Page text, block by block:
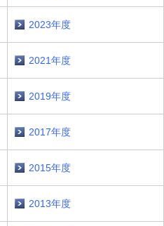
2023年度
2021年度
2019年度
2017年度
2015年度
2013年度